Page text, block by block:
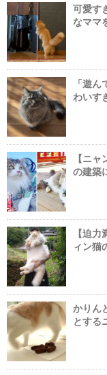
可愛す
なママ
「遊
わいす
【ニ
の建築
【迫
ィン猫
かりん
とする